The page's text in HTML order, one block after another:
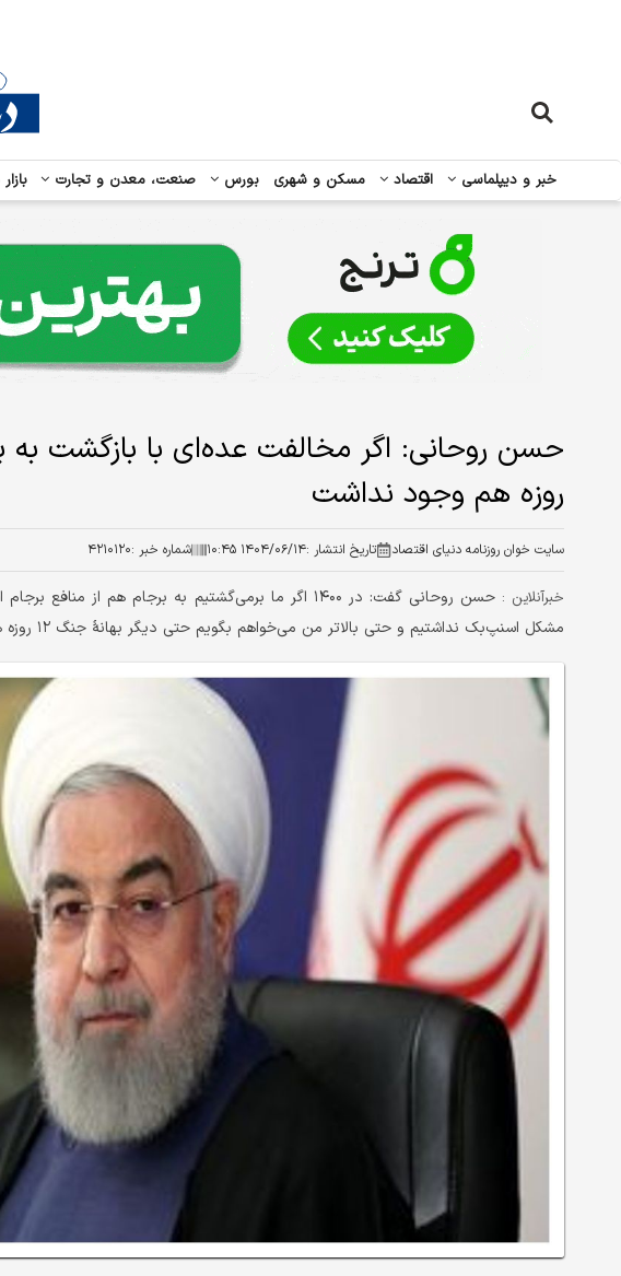
خبر و دیپلماسی اقتصاد مسکن و شهری بورس صنعت، معدن و تجارت
روزه هم وجود نداشت
سایت خوان روزنامه دنیای اقتصاد تاریخ انتشار :۱۴۰۴/۰۶/۱۴ ۱۰:۴۵ شماره خبر :۴۲۱۰۱۲۰
خبرآنلاین :
حسن روحانی گفت: در ۱۴۰۰ اگر ما برمی‌گشتیم به برجام هم
مشکل اسنپ‌بک نداشتیم و حتی بالاتر من می‌خواهم بگویم حتی دیگر بهانهٔ جنگ ۱۲ روزه هم وجود نداشت.